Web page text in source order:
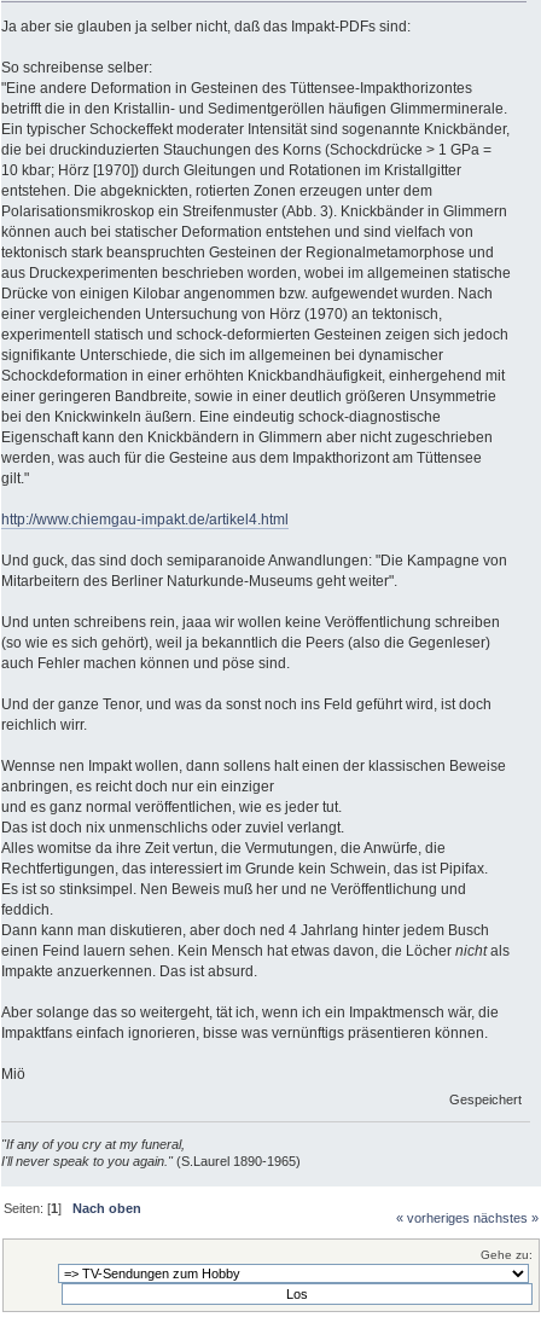
Ja aber sie glauben ja selber nicht, daß das Impakt-PDFs sind:
So schreibense selber:
"Eine andere Deformation in Gesteinen des Tüttensee-Impakthorizontes
betrifft die in den Kristallin- und Sedimentgeröllen häufigen Glimmerminerale.
Ein typischer Schockeffekt moderater Intensität sind sogenannte Knickbänder,
die bei druckinduzierten Stauchungen des Korns (Schockdrücke > 1 GPa =
10 kbar; Hörz [1970]) durch Gleitungen und Rotationen im Kristallgitter
entstehen. Die abgeknickten, rotierten Zonen erzeugen unter dem
Polarisationsmikroskop ein Streifenmuster (Abb. 3). Knickbänder in Glimmern
können auch bei statischer Deformation entstehen und sind vielfach von
tektonisch stark beanspruchten Gesteinen der Regionalmetamorphose und
aus Druckexperimenten beschrieben worden, wobei im allgemeinen statische
Drücke von einigen Kilobar angenommen bzw. aufgewendet wurden. Nach
einer vergleichenden Untersuchung von Hörz (1970) an tektonisch,
experimentell statisch und schock-deformierten Gesteinen zeigen sich jedoch
signifikante Unterschiede, die sich im allgemeinen bei dynamischer
Schockdeformation in einer erhöhten Knickbandhäufigkeit, einhergehend mit
einer geringeren Bandbreite, sowie in einer deutlich größeren Unsymmetrie
bei den Knickwinkeln äußern. Eine eindeutig schock-diagnostische
Eigenschaft kann den Knickbändern in Glimmern aber nicht zugeschrieben
werden, was auch für die Gesteine aus dem Impakthorizont am Tüttensee
gilt."
http://www.chiemgau-impakt.de/artikel4.html
Und guck, das sind doch semiparanoide Anwandlungen: "Die Kampagne von
Mitarbeitern des Berliner Naturkunde-Museums geht weiter".
Und unten schreibens rein, jaaa wir wollen keine Veröffentlichung schreiben
(so wie es sich gehört), weil ja bekanntlich die Peers (also die Gegenleser)
auch Fehler machen können und pöse sind.
Und der ganze Tenor, und was da sonst noch ins Feld geführt wird, ist doch
reichlich wirr.
Wennse nen Impakt wollen, dann sollens halt einen der klassischen Beweise
anbringen, es reicht doch nur ein einziger
und es ganz normal veröffentlichen, wie es jeder tut.
Das ist doch nix unmenschlichs oder zuviel verlangt.
Alles womitse da ihre Zeit vertun, die Vermutungen, die Anwürfe, die
Rechtfertigungen, das interessiert im Grunde kein Schwein, das ist Pipifax.
Es ist so stinksimpel. Nen Beweis muß her und ne Veröffentlichung und
feddich.
Dann kann man diskutieren, aber doch ned 4 Jahrlang hinter jedem Busch
einen Feind lauern sehen. Kein Mensch hat etwas davon, die Löcher nichtals
Impakte anzuerkennen. Das ist absurd.
Aber solange das so weitergeht, tät ich, wenn ich ein Impaktmensch wär, die
Impaktfans einfach ignorieren, bisse was vernünftigs präsentieren können.
Miö
Gespeichert
"If any of you cry at my funeral,
I'll never speak to you again."(S.Laurel 1890-1965)
Seiten: [1]Nach oben
« vorheriges nächstes »
Gehe zu: